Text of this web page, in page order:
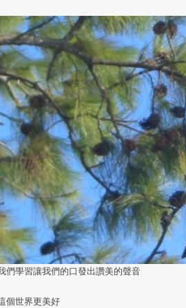
們學習讓我們的口發出讚美的聲音
個世界更美好